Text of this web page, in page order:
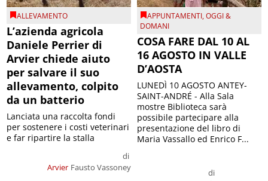
ALLEVAMENTO
L’azienda agricola
Daniele Perrier di
Arvier chiede aiuto
per salvare il suo
allevamento, colpito
da un batterio
Arvier
di
Fausto Vassoney
Lanciata una raccolta fondi
per sostenere i costi veterinari
e far ripartire la stalla
APPUNTAMENTI,OGGI &
DOMANI
COSA FARE DAL 10 AL
16 AGOSTO IN VALLE
D’AOSTA
di
LUNEDÌ 10 AGOSTO ANTEY-
SAINT-ANDRÉ - Alla Sala
mostre Biblioteca sarà
possibile partecipare alla
presentazione del libro di
Maria Vassallo ed Enrico F...